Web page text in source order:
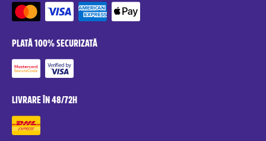
PLATĂ 100% SECURIZATĂ
LIVRARE ÎN 48/72H